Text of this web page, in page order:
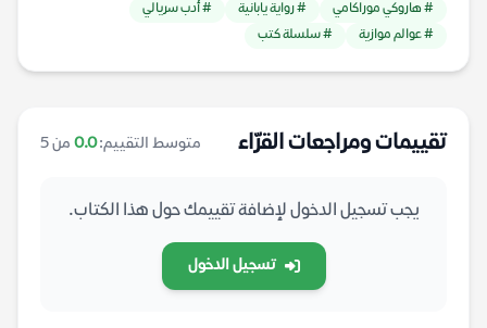
# هاروكي موراكامي # رواية يابانية
# أدب سريالي
# عوالم موازية
# سلسلة كتب
تقييمات ومراجعات القرّاء متوسط التقييم:0.0 من 5
يجب تسجيل الدخول لإضافة تقييمك حول هذا الكتاب.
تسجيل الدخول